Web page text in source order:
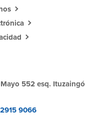
552 esq. Ituzaingó
9066